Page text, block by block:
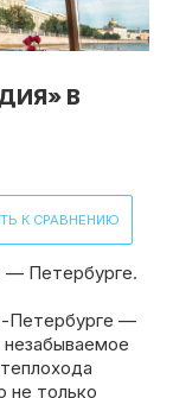
В
К СРАВНЕНИЮ
— Петербурге.
Петербурге —
не только